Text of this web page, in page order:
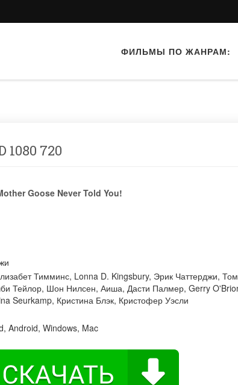
ФИЛЬМЫ ПО ЖАНРАМ:
720
Goose Never Told You!
Тимминс, Lonna D. Kingsbury, Эрик Чаттерджи,
Тейлор, Шон Нилсен, Аиша, Дасти Палмер, Gerry
Seurkamp, Кристина Блэк, Кристофер Уэсли
Android, Windows, Mac